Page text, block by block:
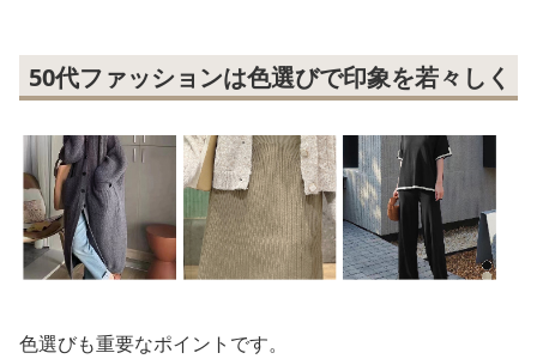
50代ファッションは色選びで印象を若々しく
色選びも重要なポイントです。